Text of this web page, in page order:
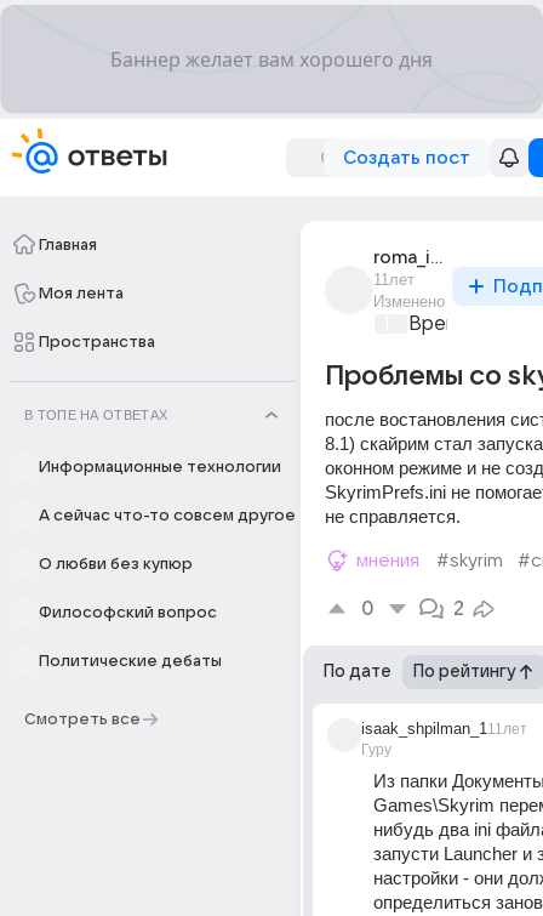
Создать пост
Главная
Моя лента
Пространства
В ТОПЕ НА ОТВЕТАХ
Информационные технологии
А сейчас что-то совсем другое
О любви без купюр
Философский вопрос
Политические дебаты
Смотреть все
roma_isliamov
11лет
Изменено
Время игр
Проблемы со
после востановления
8.1) скайрим стал
оконном режиме и не
SkyrimPrefs.ini не
не справляется.
мнения #skyrim
0 2
По дате По рейтингу
isaak_shpilman_1
Гуру
11лет
Из папки
Games\Skyrim
нибудь два ini
запусти Launcher и
настройки - они
определиться